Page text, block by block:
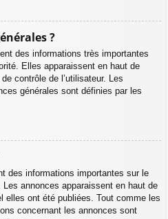
?
des informations très importantes
Elles apparaissent en haut de
contrôle de l’utilisateur. Les
générales sont définies par les
des informations importantes sur le
annonces apparaissent en haut de
elles ont été publiées. Tout comme les
concernant les annonces sont